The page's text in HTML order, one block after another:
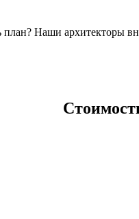
Наши архитекторы